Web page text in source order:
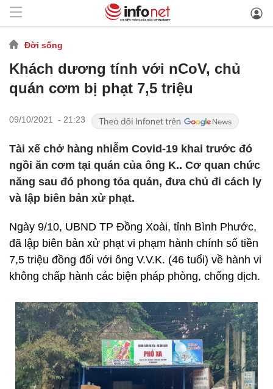
Đời sống
Khách dương tính với nCoV, chủ
quán cơm bị phạt 7,5 triệu
09/10/2021 - 21:23
Tài xế chở hàng nhiễm Covid-19 khai trước đó
ngồi ăn cơm tại quán của ông K.. Cơ quan chức
năng sau đó phong tỏa quán, đưa chủ đi cách ly
và lập biên bản xử phạt.
Ngày 9/10, UBND TP Đồng Xoài, tỉnh Bình Phước,
đã lập biên bản xử phạt vi phạm hành chính số tiền
7,5 triệu đồng đối với ông V.V.K. (46 tuổi) về hành vi
không chấp hành các biện pháp phòng, chống dịch.